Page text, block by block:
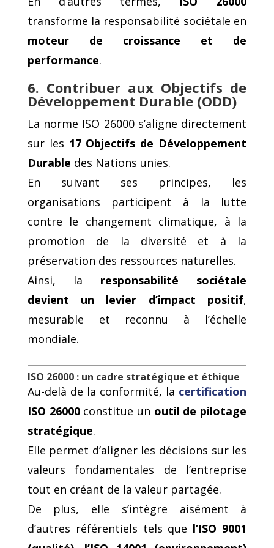
transforme la responsabilité sociétale en
moteur de croissance et de
performance.
6. Contribuer aux Objectifs de
Développement Durable (ODD)
La norme ISO 26000 s’aligne directement
sur les 17 Objectifs de Développement
Durable des Nations unies.
En suivant ses principes, les
organisations participent à la lutte
contre le changement climatique, à la
promotion de la diversité et à la
préservation des ressources naturelles.
Ainsi, la responsabilité sociétale
devient un levier d’impact positif,
mesurable et reconnu à l’échelle
mondiale.
ISO 26000 : un cadre stratégique et éthique
Au-delà de la conformité, la certification
ISO 26000constitue un outil de pilotage
stratégique.
Elle permet d’aligner les décisions sur les
valeurs fondamentales de l’entreprise
tout en créant de la valeur partagée.
De plus, elle s’intègre aisément à
d’autres référentiels tels que l’ISO 9001